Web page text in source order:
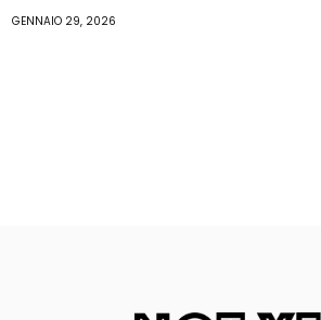
GENNAIO 29, 2026